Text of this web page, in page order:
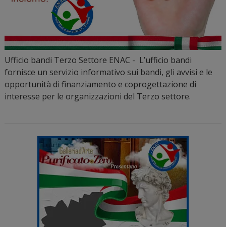
Ufficio bandi Terzo Settore ENAC - L’ufficio bandi
fornisce un servizio informativo sui bandi, gli avvisi e le
opportunità di finanziamento e coprogettazione di
interesse per le organizzazioni del Terzo settore.